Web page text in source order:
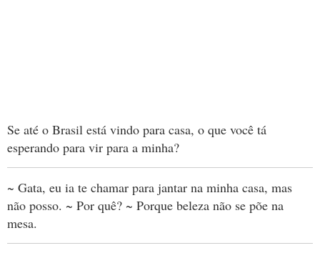
Se até o Brasil está vindo para casa, o que você tá
esperando para vir para a minha?
~ Gata, eu ia te chamar para jantar na minha casa, mas
não posso. ~ Por quê? ~ Porque beleza não se põe na
mesa.